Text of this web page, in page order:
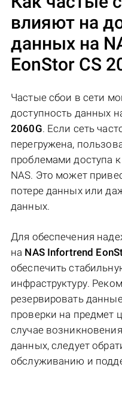
влияют на
данных на
EonStor CS
Частые сбои в сети
доступность данных
2060G. Если сеть
перегружена,
проблемами доступа
NAS. Это может
потере данных или
данных.
Для обеспечения
на NAS Infortrend
обеспечить
инфраструктуру.
резервировать
проверки на предмет
случае
данных, следует
обслуживанию и